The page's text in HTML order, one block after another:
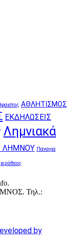
ΑΘΛΗΤΙΣΜΟΣ
ΕΚΔΗΛΩΣΕΙΣ
Λημνιακά
ΛΗΜΝΟΥ Παναγια
ιερόθεος
Τηλ.:
by